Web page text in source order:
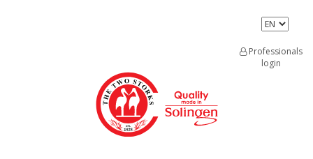
Professionals
login